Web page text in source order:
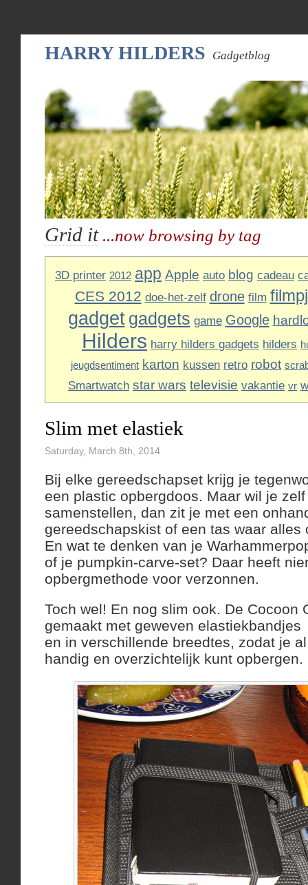
HARRY HILDERS Gadgetblog
Grid it...now browsing by tag
3D printer 2012 app Apple auto blog cadeau
CES 2012 doe-het-zelf drone film
gadget gadgets game Google
Hilders harry hilders gadgets hilders
jeugdsentiment karton kussen retro robot
Smartwatch star wars televisie vakantie vr
Slim met elastiek
Saturday, March 8th, 2014
Bij elke gereedschapset krijg je
een plastic opbergdoos. Maar wil je
samenstellen, dan zit je met een
gereedschapskist of een tas waar alles
En wat te denken van je
of je pumpkin-carve-set? Daar heeft
opbergmethode voor verzonnen.
Toch wel! En nog slim ook. De Cocoon
gemaakt met geweven
en in verschillende breedtes, zodat je
handig en overzichtelijk kunt opbergen.